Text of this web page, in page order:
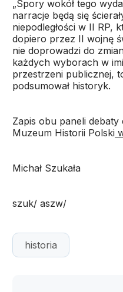
„Spory wokół tego
narracje będą się
niepodległości w II RP,
dopiero przez II wojnę
nie doprowadzi do
każdych wyborach w
przestrzeni publicznej,
podsumował historyk.
Zapis obu paneli
Muzeum Historii Polski
Michał Szukała
szuk/ aszw/
historia